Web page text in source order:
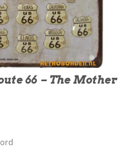
66 – The Mother